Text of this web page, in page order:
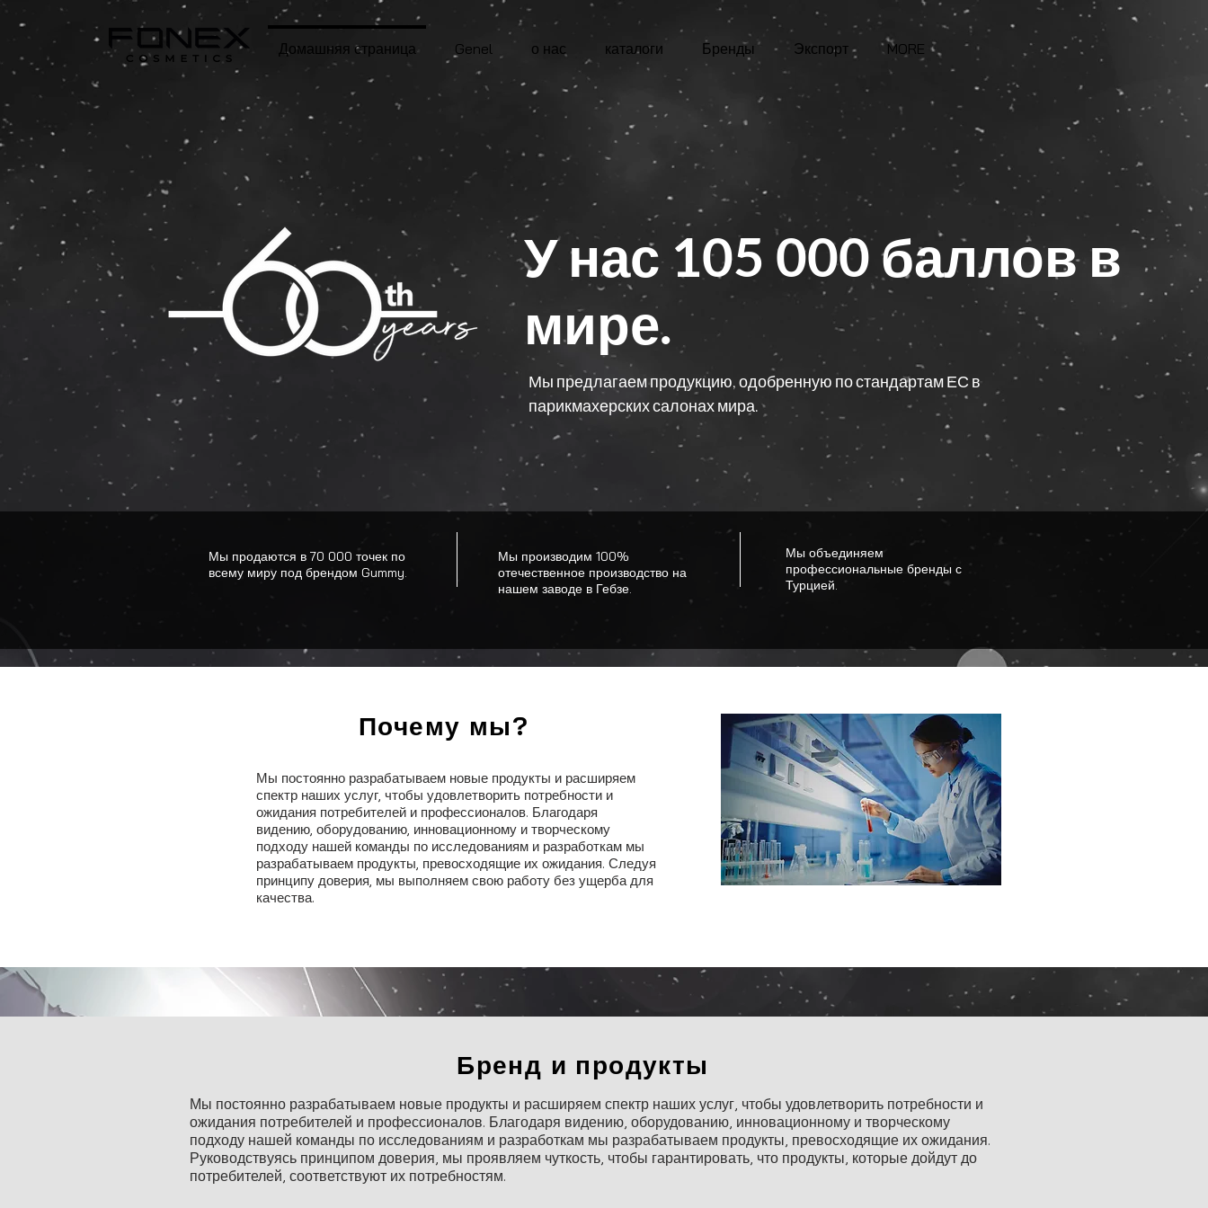
Домашняя страница Genel о нас каталоги Бренды Экспорт MORE
У нас 105 000 баллов в
мире.
Мы предлагаем продукцию, одобренную по стандартам ЕС в
парикмахерских салонах мира.
Мы продаются в 70 000 точек по
всему миру под брендом Gummy.
Мы производим 100%
отечественное производство на
нашем заводе в Гебзе.
Мы объединяем
профессиональные бренды с
Турцией.
Почему мы?
Мы постоянно разрабатываем новые продукты и расширяем
спектр наших услуг, чтобы удовлетворить потребности и
ожидания потребителей и профессионалов. Благодаря
видению, оборудованию, инновационному и творческому
подходу нашей команды по исследованиям и разработкам мы
разрабатываем продукты, превосходящие их ожидания. Следуя
принципу доверия, мы выполняем свою работу без ущерба для
качества.
Почему мы?
Мы постоянно разрабатываем новые продукты и расширяем
спектр наших услуг, чтобы удовлетворить потребности и
ожидания потребителей и профессионалов. Благодаря
видению, оборудованию, инновационному и творческому
подходу нашей команды по исследованиям и разработкам мы
разрабатываем продукты, превосходящие их ожидания. Следуя
принципу доверия, мы выполняем свою работу без ущерба для
качества.
​Бренд и продукты
​Мы постоянно разрабатываем новые продукты и расширяем спектр наших услуг, чтобы удовлетворить потребности и
ожидания потребителей и профессионалов. Благодаря видению, оборудованию, инновационному и творческому
подходу нашей команды по исследованиям и разработкам мы разрабатываем продукты, превосходящие их ожидания.
Руководствуясь принципом доверия, мы проявляем чуткость, чтобы гарантировать, что продукты, которые дойдут до
потребителей, соответствуют их потребностям.